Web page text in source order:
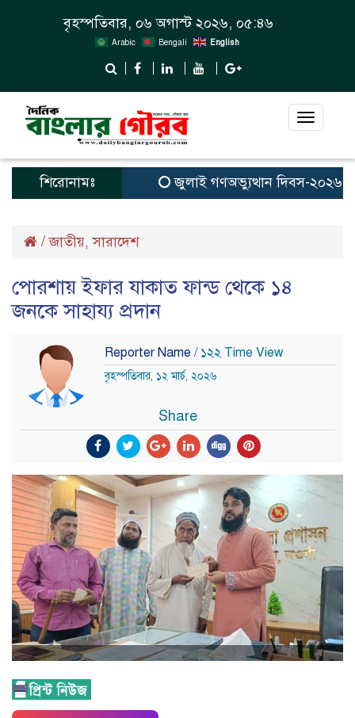
বৃহস্পতিবার, ০৬ অগাস্ট ২০২৬, ০৫:৪৬
Arabic Bengali English
Toggle
শিরোনামঃ জুলাই গণঅভ্যুত্থান দিবস-২০২৬
/জাতীয়,সারাদেশ
পোরশায় ইফার যাকাত ফান্ড থেকে ১৪
জনকে সাহায্য প্রদান
Reporter Name / ১২২ Time View
বৃহস্পতিবার, ১২ মার্চ, ২০২৬
Share